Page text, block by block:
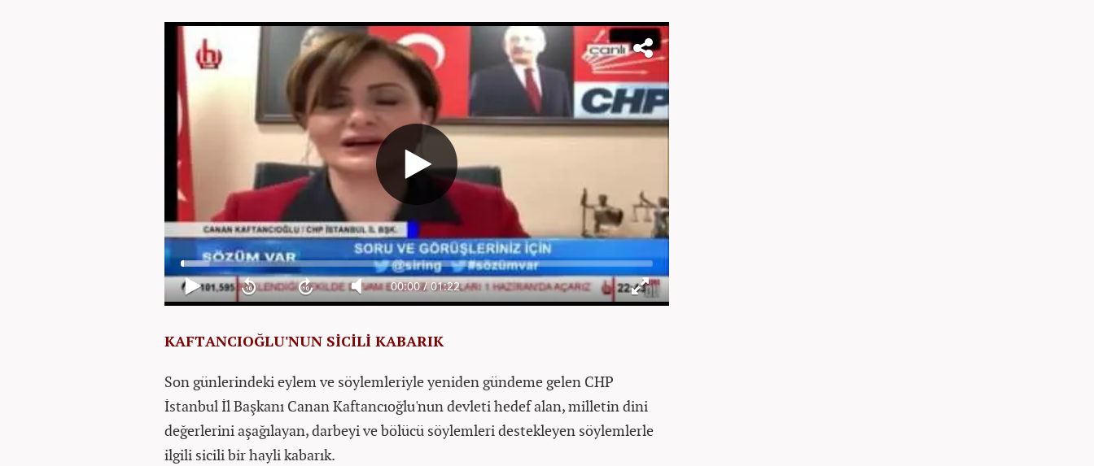
KAFTANCIOĞLU'NUN SİCİLİ KABARIK
Son günlerindeki eylem ve söylemleriyle yeniden gündeme gelen CHP
İstanbul İl Başkanı Canan Kaftancıoğlu'nun devleti hedef alan, milletin dini
değerlerini aşağılayan, darbeyi ve bölücü söylemleri destekleyen söylemlerle
ilgili sicili bir hayli kabarık.